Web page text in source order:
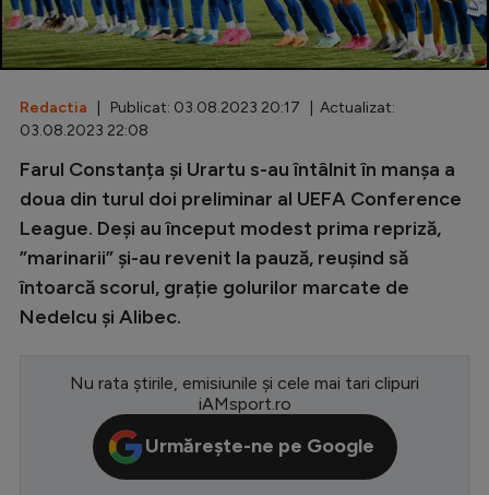
Diverse
Inedit
Clasamente
Champions League
Europa League
Conference League
Premier League
LaLiga
Redactia | Publicat: 03.08.2023 20:17 | Actualizat:
03.08.2023 22:08
Farul Constanța și Urartu s-au întâlnit în manșa a
doua din turul doi preliminar al UEFA Conference
League. Deși au început modest prima repriză,
”marinarii” și-au revenit la pauză, reușind să
întoarcă scorul, grație golurilor marcate de
Nedelcu și Alibec.
Nu rata știrile, emisiunile și cele mai tari clipuri
iAMsport.ro
Urmărește-ne pe Google